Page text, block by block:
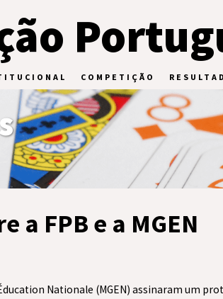
COMPETIÇÃO
a FPB e a MGEN
Nationale (MGEN) assinaram um